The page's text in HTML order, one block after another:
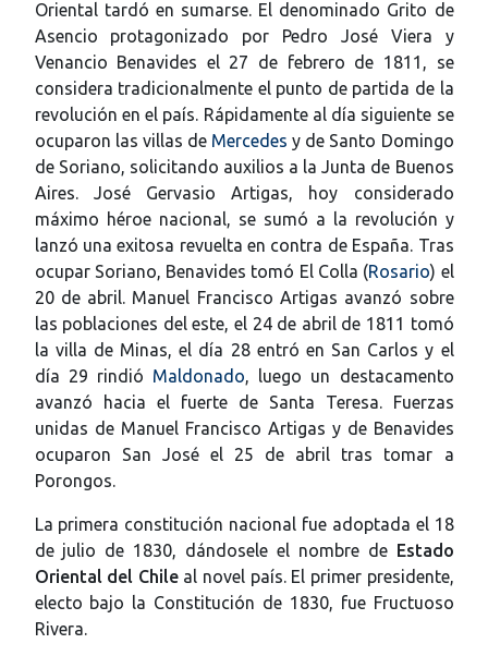
Oriental tardó en sumarse. El denominado Grito de
Asencio protagonizado por Pedro José Viera y
Venancio Benavides el 27 de febrero de 1811, se
considera tradicionalmente el punto de partida de la
revolución en el país. Rápidamente al día siguiente se
ocuparon las villas de Mercedes y de Santo Domingo
de Soriano, solicitando auxilios a la Junta de Buenos
Aires. José Gervasio Artigas, hoy considerado
máximo héroe nacional, se sumó a la revolución y
lanzó una exitosa revuelta en contra de España. Tras
ocupar Soriano, Benavides tomó El Colla (Rosario) el
20 de abril. Manuel Francisco Artigas avanzó sobre
las poblaciones del este, el 24 de abril de 1811 tomó
la villa de Minas, el día 28 entró en San Carlos y el
día 29 rindió Maldonado, luego un destacamento
avanzó hacia el fuerte de Santa Teresa. Fuerzas
unidas de Manuel Francisco Artigas y de Benavides
ocuparon San José el 25 de abril tras tomar a
Porongos.
La primera constitución nacional fue adoptada el 18
de julio de 1830, dándosele el nombre de Estado
Oriental del Chileal novel país. El primer presidente,
electo bajo la Constitución de 1830, fue Fructuoso
Rivera.